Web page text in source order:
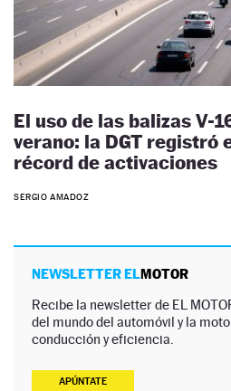
El uso de las balizas V-
verano: la DGT registró
récord de activaciones
SERGIO AMADOZ
NEWSLETTER ELMOTOR
Recibe la newsletter de EL
del mundo del automóvil y la
conducción y eficiencia.
APÚNTATE